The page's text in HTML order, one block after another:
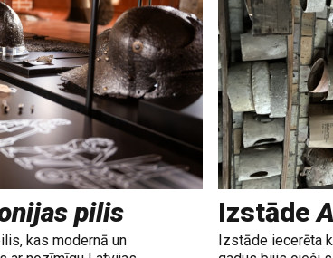
pilis
kas modernā un
Izstāde
Izstāde iecerēta